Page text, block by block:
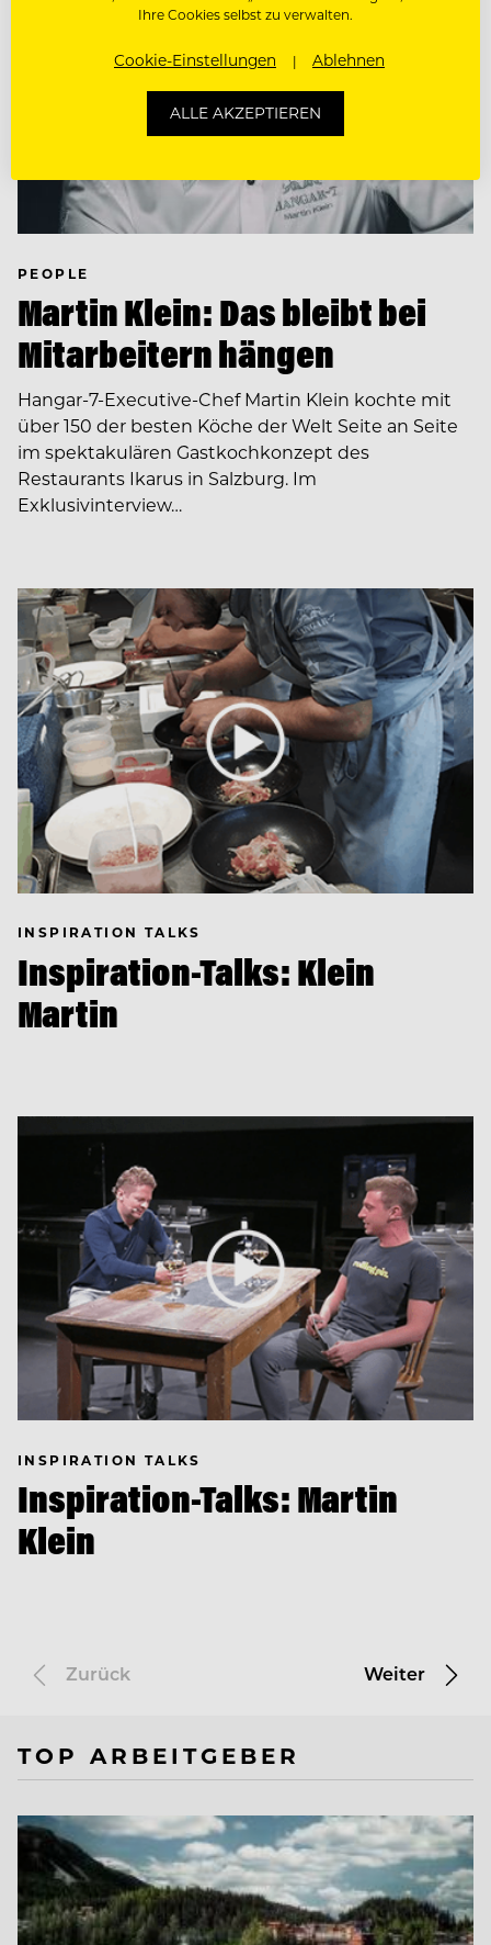
PEOPLE
Martin Klein: Das bleibt bei
Mitarbeitern hängen
Hangar-7-Executive-Chef Martin Klein kochte mit
über 150 der besten Köche der Welt Seite an Seite
im spektakulären Gastkochkonzept des
Restaurants Ikarus in Salzburg. Im
Exklusivinterview…
INSPIRATION TALKS
Inspiration-Talks: Klein
Martin
INSPIRATION TALKS
Inspiration-Talks: Martin
Klein
Zurück Weiter
TOP ARBEITGEBER
Ihre Cookies selbst zu verwalten.
Cookie-Einstellungen Ablehnen
ALLE AKZEPTIEREN